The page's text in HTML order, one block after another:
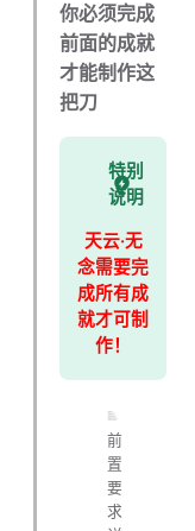
你必须完成
前面的成就
才能制作这
把刀
特别
说明
天云·无
念需要完
成所有成
就才可制
作！
前
置
要
求